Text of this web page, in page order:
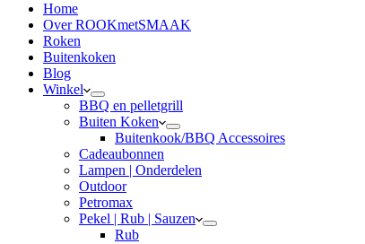
Home
Over ROOKmetSMAAK
Roken
Buitenkoken
Blog
Winkel
BBQ en pelletgrill
Buiten Koken
Buitenkook/BBQ Accessoires
Cadeaubonnen
Lampen | Onderdelen
Outdoor
Petromax
Pekel | Rub | Sauzen
Rub